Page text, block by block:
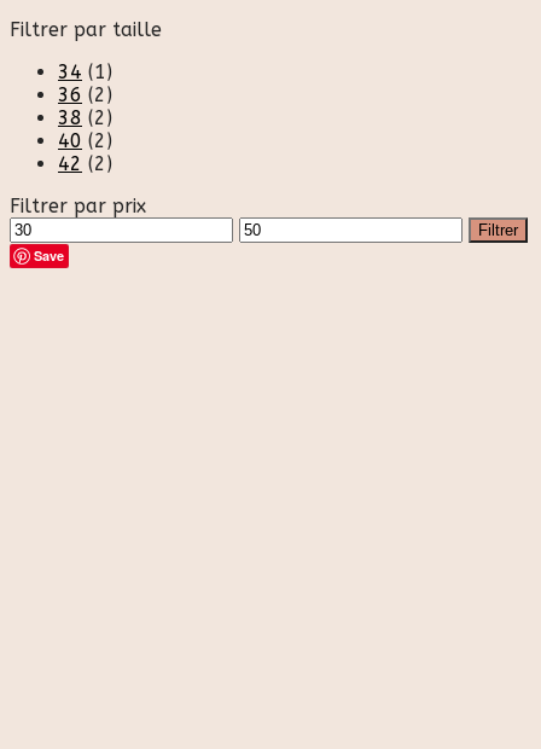
Filtrer par taille
34 (1)
36 (2)
38 (2)
40 (2)
42 (2)
Filtrer par prix
Prix
min
Prix
max
Filtrer
Save